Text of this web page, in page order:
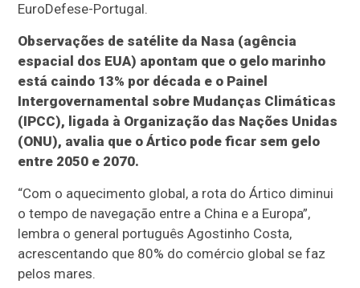
EuroDefese-Portugal.
Observações de satélite da Nasa (agência
espacial dos EUA) apontam que o gelo marinho
está caindo 13% por década e o Painel
Intergovernamental sobre Mudanças Climáticas
(IPCC), ligada à Organização das Nações Unidas
(ONU), avalia que o Ártico pode ficar sem gelo
entre 2050 e 2070.
“Com o aquecimento global, a rota do Ártico diminui
o tempo de navegação entre a China e a Europa”,
lembra o general português Agostinho Costa,
acrescentando que 80% do comércio global se faz
pelos mares.